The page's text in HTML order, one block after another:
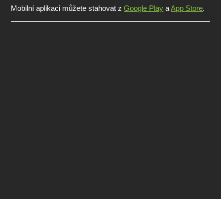
Mobilní aplikaci můžete stahovat zGoogle Play aApp Store.